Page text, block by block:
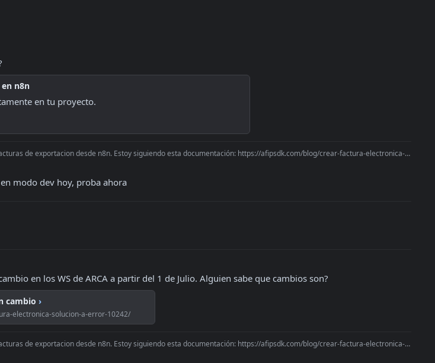
en n8n
en tu proyecto.
de exportacion desde n8n. Estoy siguiendo esta documentación: https://afipsdk.com/blog/crear-factura-electronica-de-arca-
modo dev hoy, proba ahora
en los WS de ARCA a partir del 1 de Julio. Alguien sabe que cambios son?
cambio ›
electronica-solucion-a-error-10242/
de exportacion desde n8n. Estoy siguiendo esta documentación: https://afipsdk.com/blog/crear-factura-electronica-de-arca-